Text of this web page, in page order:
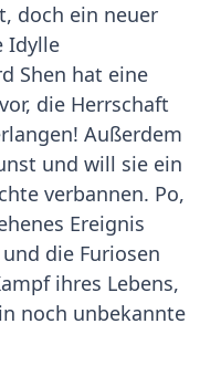
doch ein neuer
Idylle
Shen hat eine
die Herrschaft
Außerdem
und will sie ein
verbannen. Po,
Ereignis
die Furiosen
ihres Lebens,
noch unbekannte